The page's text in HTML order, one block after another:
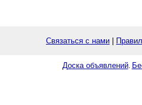
Связаться с нами
Доска объявлений.